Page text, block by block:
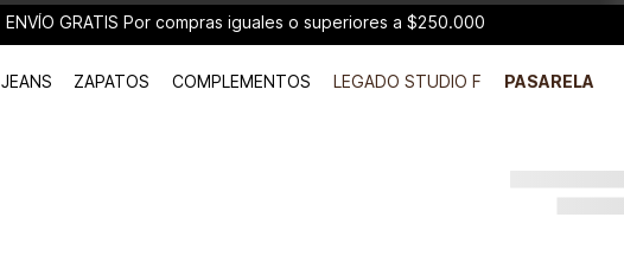
ENVÍO GRATIS Por compras iguales o superiores a $250.000
JEANS ZAPATOS COMPLEMENTOS LEGADO STUDIO F PASARELA